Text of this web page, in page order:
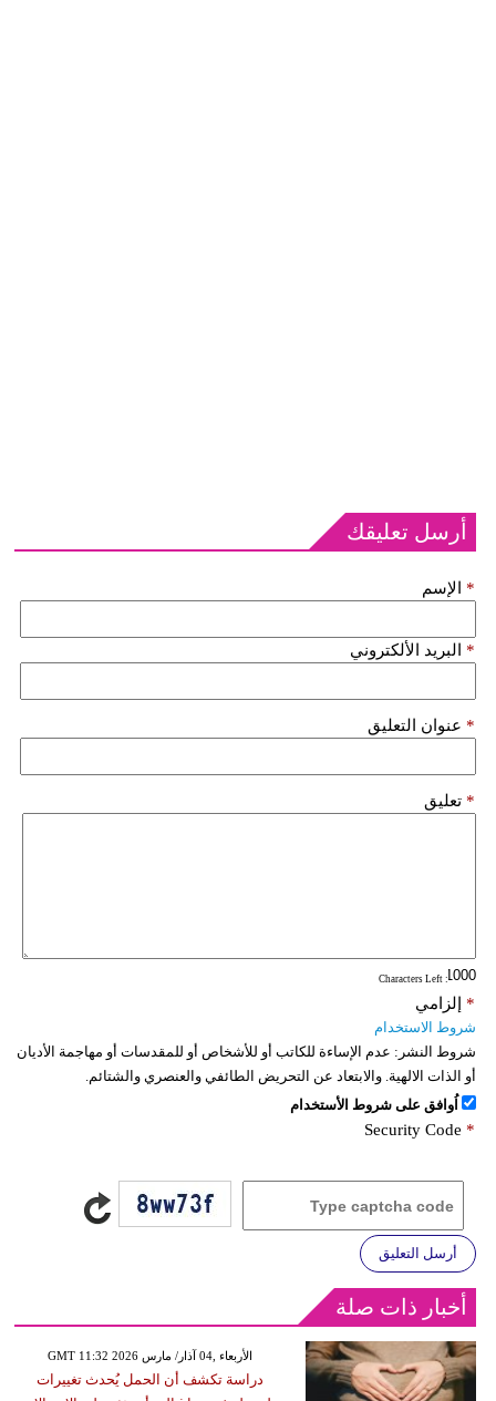
أرسل تعليقك
الإسم *
البريد الألكتروني *
عنوان التعليق *
تعليق *
: Characters Left
إلزامي *
شروط الاستخدام
شروط النشر: عدم الإساءة للكاتب أو للأشخاص أو للمقدسات أو مهاجمة الأديان
أو الذات الالهية. والابتعاد عن التحريض الطائفي والعنصري والشتائم.
اُوافق على شروط الأستخدام
Security Code *
أرسل التعليق
أخبار ذات صلة
GMT 11:32 2026 الأربعاء ,04 آذار/ مارس
دراسة تكشف أن الحمل يُحدث تغييرات